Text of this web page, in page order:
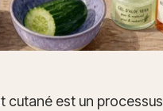
cutané est un processus